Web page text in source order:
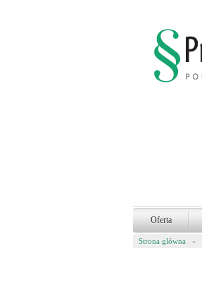
Oferta
Strona glówna »